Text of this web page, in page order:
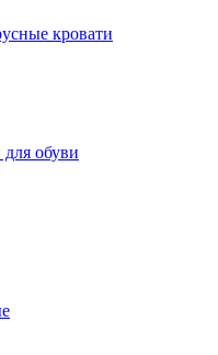
кровати
обуви